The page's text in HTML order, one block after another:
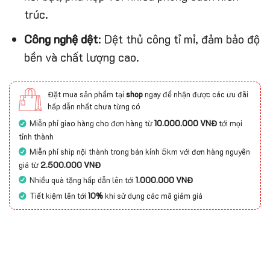
trúc.
Công nghệ dệt: Dệt thủ công tỉ mỉ, đảm bảo độ
bền và chất lượng cao.
Đặt mua sản phẩm tại shopngay để nhận được các ưu đãi
hấp dẫn nhất chưa từng có
Miễn phí giao hàng cho đơn hàng từ10.000.000 VNĐtới mọi
tỉnh thành
Miễn phí ship nội thành trong bán kính 5km với đơn hàng nguyên
giá từ2.500.000 VNĐ
Nhiều quà tặng hấp dẫn lên tới1.000.000 VNĐ
Tiết kiệm lên tới10%khi sử dụng các mã giảm giá